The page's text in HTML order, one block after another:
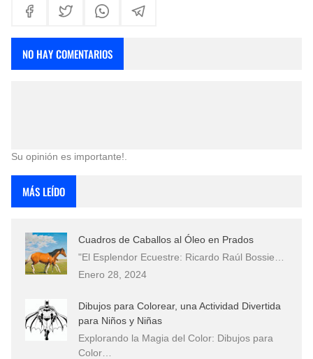
NO HAY COMENTARIOS
Su opinión es importante!.
MÁS LEÍDO
Cuadros de Caballos al Óleo en Prados
"El Esplendor Ecuestre: Ricardo Raúl Bossie…
Enero 28, 2024
Dibujos para Colorear, una Actividad Divertida
para Niños y Niñas
Explorando la Magia del Color: Dibujos para
Color…